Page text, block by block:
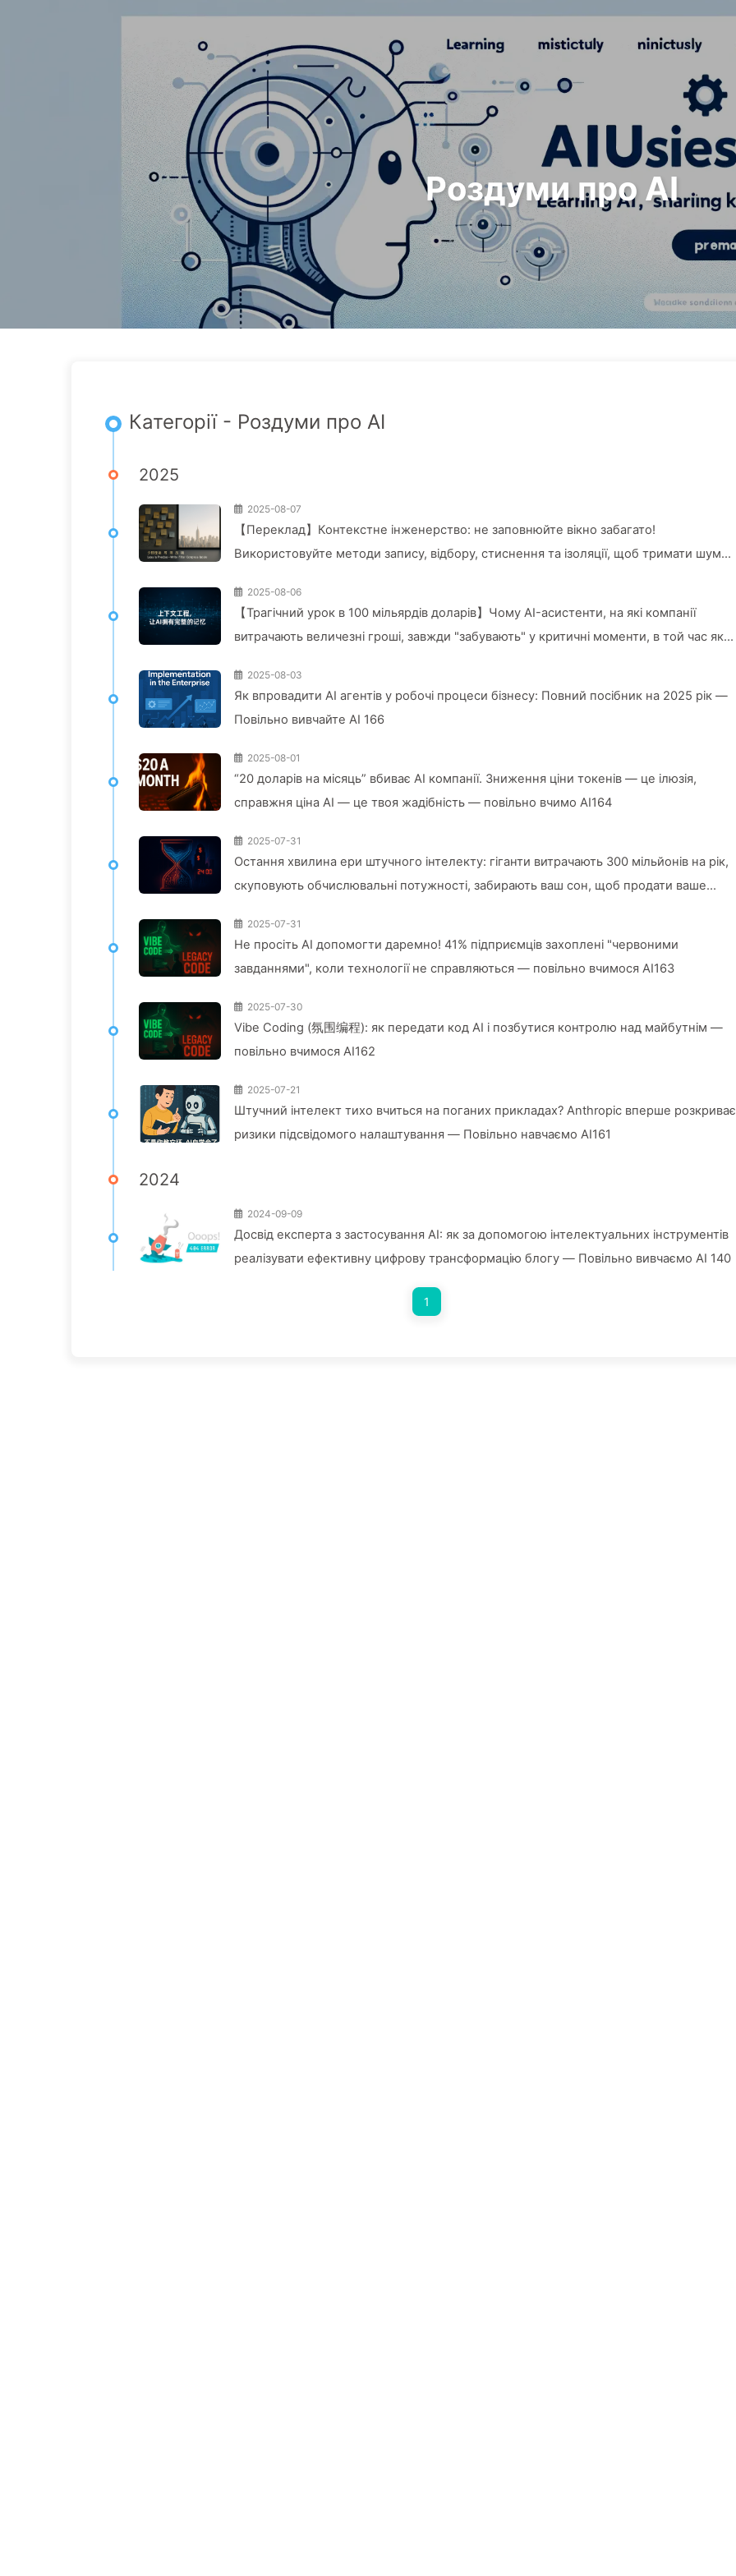
Роздуми про AI
Категорії - Роздуми про AI
2025
2025-08-07
【Переклад】Контекстне інженерство: не заповнюйте вікно забагато!
Використовуйте методи запису, відбору, стиснення та ізоляції, щоб тримати шум
2025-08-06
【Трагічний урок в 100 мільярдів доларів】Чому AI-асистенти, на які компанії
витрачають величезні гроші, завжди "забувають" у критичні моменти, в той час як
2025-08-03
Як впровадити AI агентів у робочі процеси бізнесу: Повний посібник на 2025 рік —
Повільно вивчайте AI 166
2025-08-01
“20 доларів на місяць” вбиває AI компанії. Зниження ціни токенів — це ілюзія,
справжня ціна AI — це твоя жадібність — повільно вчимо AI164
2025-07-31
Остання хвилина ери штучного інтелекту: гіганти витрачають 300 мільйонів на рік,
скуповують обчислювальні потужності, забирають ваш сон, щоб продати ваше
поступово вивчаємо AI166
2025-07-31
Не просіть AI допомогти даремно! 41% підприємців захоплені "червоними
завданнями", коли технології не справляються — повільно вчимося AI163
2025-07-30
Vibe Coding (氛围编程): як передати код AI і позбутися контролю над майбутнім —
повільно вчимося AI162
2025-07-21
Штучний інтелект тихо вчиться на поганих прикладах? Anthropic вперше розкриває
ризики підсвідомого налаштування — Повільно навчаємо AI161
2024
2024-09-09
Досвід експерта з застосування AI: як за допомогою інтелектуальних інструментів
реалізувати ефективну цифрову трансформацію блогу — Повільно вивчаємо AI 140
1